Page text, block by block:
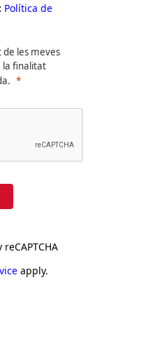
Política de
les meves
la finalitat
apply.